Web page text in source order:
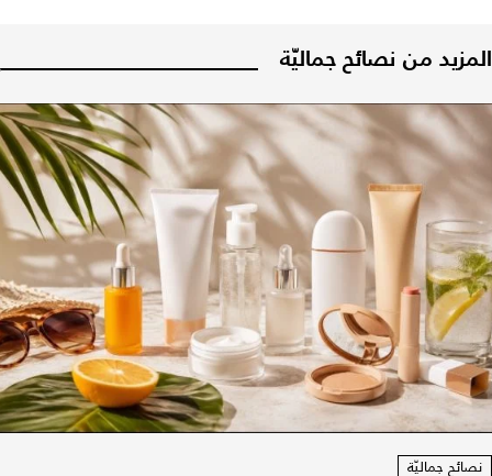
المزيد من نصائح جماليّة
نصائح جماليّة